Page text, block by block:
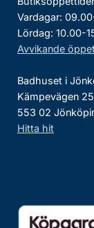
Vardagar:
Lördag: 10.00-
Avvikande
Badhuset i
Kämpevägen 25
553 02
Hitta hit